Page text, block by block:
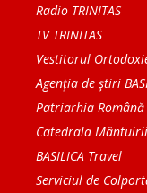
Radio TRINITAS
TV TRINITAS
Vestitorul
Agenţia de ştiri
Patriarhia Română
Catedrala
BASILICA Travel
Serviciul de